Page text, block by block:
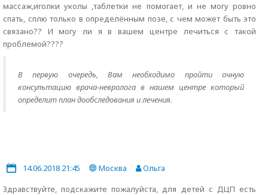
массаж,иголки уколы ,таблетки не помогает, и не могу ровно
спать, сплю только в определённым позе, с чем может быть это
связано?? И могу ли я в вашем центре лечиться с такой
проблемой????
В первую очередь, Вам необходимо пройти очную
консультацию врача-невролога в нашем центре который
определит план дообследования и лечения.
14.06.2018 21:45 Москва
Ольга
Здравствуйте, подскажите пожалуйста, для детей с ДЦП есть